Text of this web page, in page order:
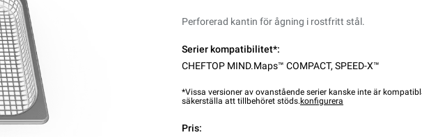
Perforerad kantin för ågning i rostfritt stål.
Serier kompatibilitet*:
CHEFTOP MIND.Maps™ COMPACT, SPEED-X™
*Vissa versioner av ovanstående serier kanske inte är
säkerställa att tillbehöret stöds. konfigurera
Pris: